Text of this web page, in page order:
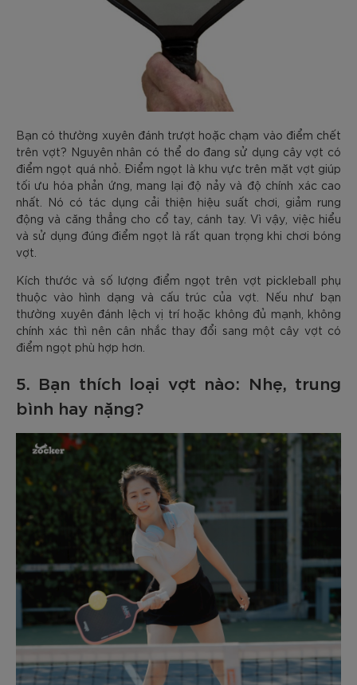
Bạn có thường xuyên đánh trượt hoặc chạm vào điểm chết
trên vợt? Nguyên nhân có thể do đang sử dụng cây vợt có
điểm ngọt quá nhỏ. Điểm ngọt là khu vực trên mặt vợt giúp
tối ưu hóa phản ứng, mang lại độ nảy và độ chính xác cao
nhất. Nó có tác dụng cải thiện hiệu suất chơi, giảm rung
động và căng thẳng cho cổ tay, cánh tay. Vì vậy, việc hiểu
và sử dụng đúng điểm ngọt là rất quan trọng khi chơi bóng
vợt.
Kích thước và số lượng điểm ngọt trên vợt pickleball phụ
thuộc vào hình dạng và cấu trúc của vợt. Nếu như bạn
thường xuyên đánh lệch vị trí hoặc không đủ mạnh, không
chính xác thì nên cân nhắc thay đổi sang một cây vợt có
điểm ngọt phù hợp hơn.
5. Bạn thích loại vợt nào: Nhẹ, trung
bình hay nặng?